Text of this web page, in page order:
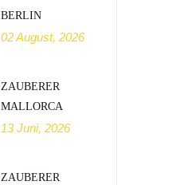
BERLIN
02 August, 2026
ZAUBERER
MALLORCA
13 Juni, 2026
ZAUBERER